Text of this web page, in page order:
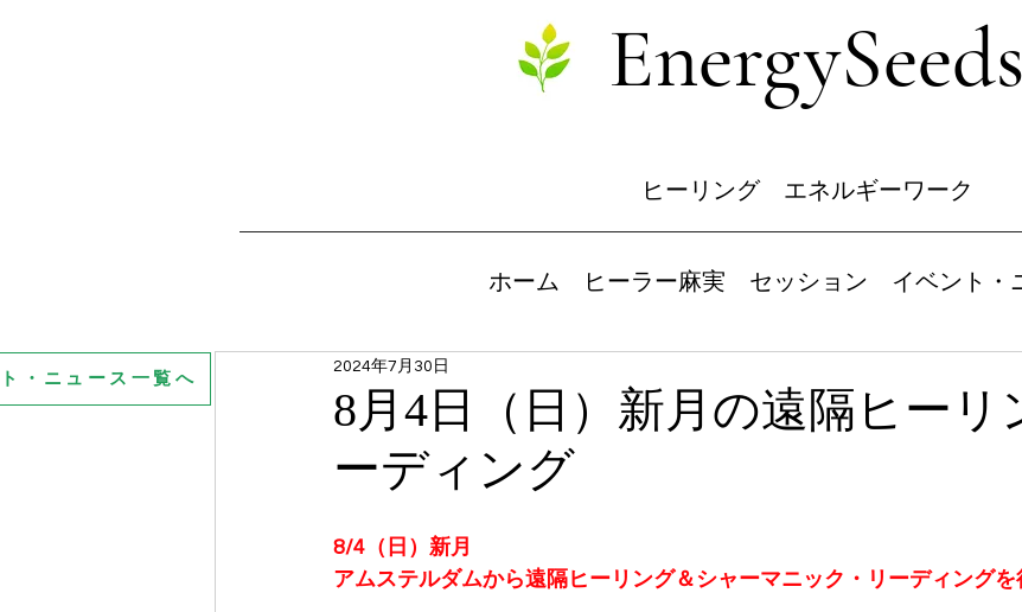
EnergySeeds
ヒーリング エネルギーワーク
ホーム ヒーラー麻実 セッション イベント・
・ニュース一覧へ
8月4日（日）新月の遠隔ヒーリ
ーディング
2024年7月30日
8/4（日）新月
アムステルダムから遠隔ヒーリング＆シャーマニック・リーディングを